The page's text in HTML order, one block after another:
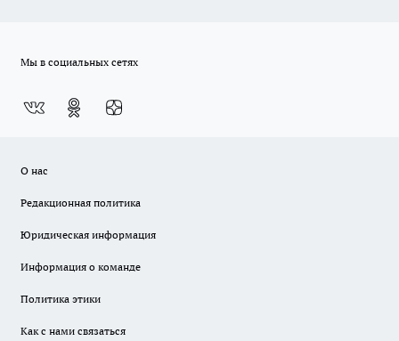
Мы в социальных сетях
О нас
Редакционная политика
Юридическая информация
Информация о команде
Политика этики
Как с нами связаться